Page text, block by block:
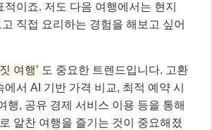
적이죠. 저도 다음 여행에서는 현지
직접 요리하는 경험을 해보고 싶어
여행’ 도 중요한 트렌드입니다. 고환
서 AI 기반 가격 비교, 최적 예약 시
행, 공유 경제 서비스 이용 등을 통해
알찬 여행을 즐기는 것이 중요해졌